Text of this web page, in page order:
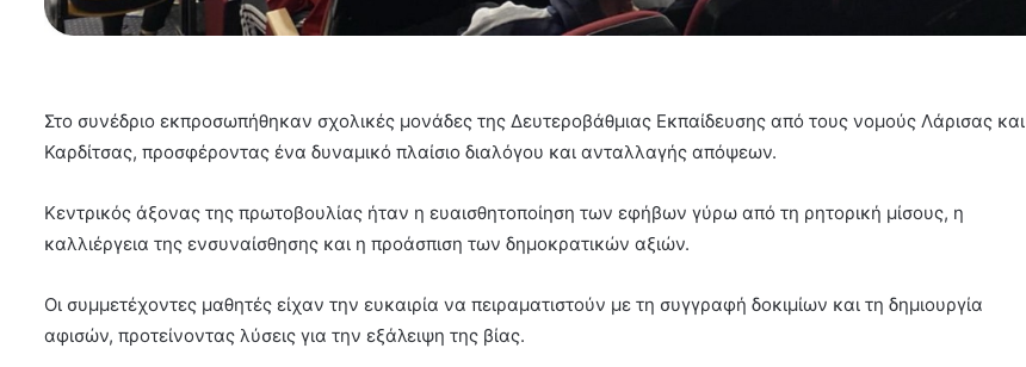
Στο συνέδριο εκπροσωπήθηκαν σχολικές μονάδες της Δευτεροβάθμιας Εκπαίδευσης από τους νομούς Λάρισας και
Καρδίτσας, προσφέροντας ένα δυναμικό πλαίσιο διαλόγου και ανταλλαγής απόψεων.
Κεντρικός άξονας της πρωτοβουλίας ήταν η ευαισθητοποίηση των εφήβων γύρω από τη ρητορική μίσους, η
καλλιέργεια της ενσυναίσθησης και η προάσπιση των δημοκρατικών αξιών.
Οι συμμετέχοντες μαθητές είχαν την ευκαιρία να πειραματιστούν με τη συγγραφή δοκιμίων και τη δημιουργία
αφισών, προτείνοντας λύσεις για την εξάλειψη της βίας.